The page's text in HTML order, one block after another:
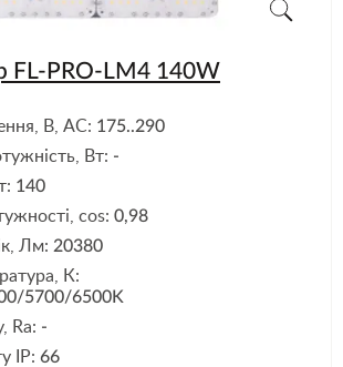
FL-PRO-LM4 140W
В, АС: 175..290
Вт: -
140
cos: 0,98
Лм: 20380
К:
5700/6500K
Ra: -
IP: 66